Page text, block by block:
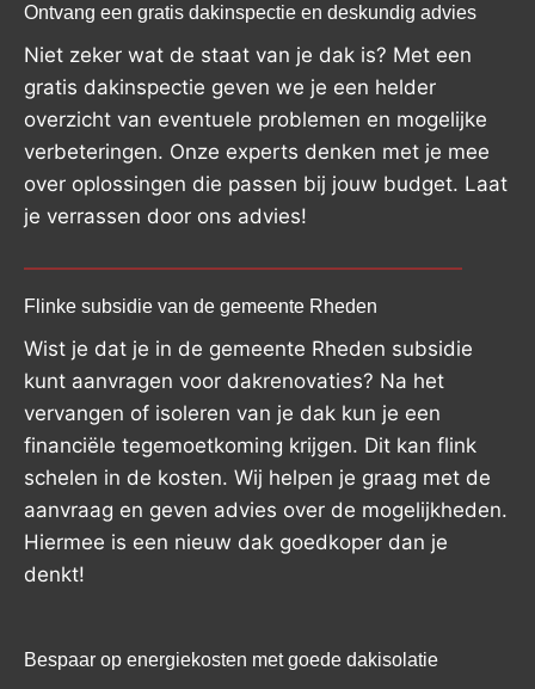
Ontvang een gratis dakinspectie en deskundig advies
Niet zeker wat de staat van je dak is? Met een
gratis dakinspectie geven we je een helder
overzicht van eventuele problemen en mogelijke
verbeteringen. Onze experts denken met je mee
over oplossingen die passen bij jouw budget. Laat
je verrassen door ons advies!
Flinke subsidie van de gemeente Rheden
Wist je dat je in de gemeente Rheden subsidie
kunt aanvragen voor dakrenovaties? Na het
vervangen of isoleren van je dak kun je een
financiële tegemoetkoming krijgen. Dit kan flink
schelen in de kosten. Wij helpen je graag met de
aanvraag en geven advies over de mogelijkheden.
Hiermee is een nieuw dak goedkoper dan je
denkt!
Bespaar op energiekosten met goede dakisolatie